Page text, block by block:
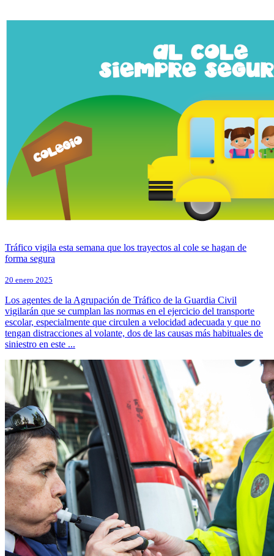
Tráfico vigila esta semana que los trayectos al cole se hagan de
forma segura
20 enero 2025
Los agentes de la Agrupación de Tráfico de la Guardia Civil
vigilarán que se cumplan las normas en el ejercicio del transporte
escolar, especialmente que circulen a velocidad adecuada y que no
tengan distracciones al volante, dos de las causas más habituales de
siniestro en este ...